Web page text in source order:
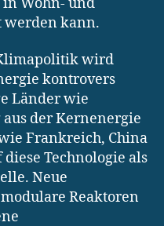
werden kann.
wird
kontrovers
Länder wie
der Kernenergie
Frankreich, China
Technologie als
Neue
Reaktoren